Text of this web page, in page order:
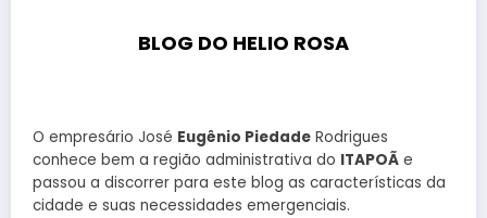
BLOG DO HELIO ROSA
O empresário José Eugênio Piedade Rodrigues
conhece bem a região administrativa do ITAPOÃ e
passou a discorrer para este blog as características da
cidade e suas necessidades emergenciais.